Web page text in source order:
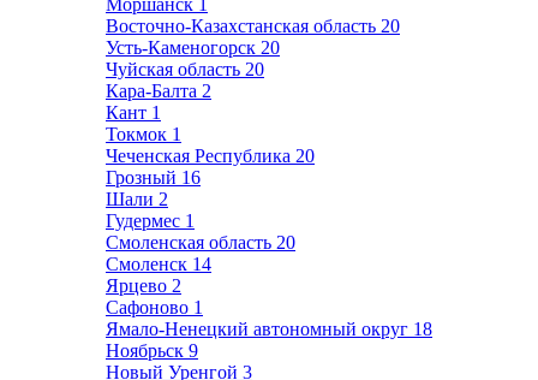
Моршанск 1
Восточно-Казахстанская область 20
Усть-Каменогорск 20
Чуйская область 20
Кара-Балта 2
Кант 1
Токмок 1
Чеченская Республика 20
Грозный 16
Шали 2
Гудермес 1
Смоленская область 20
Смоленск 14
Ярцево 2
Сафоново 1
Ямало-Ненецкий автономный округ 18
Ноябрьск 9
Новый Уренгой 3